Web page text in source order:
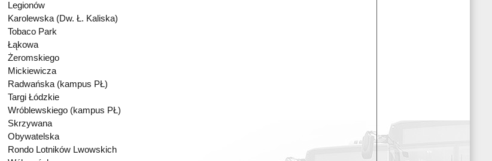
Legionów
Karolewska (Dw. Ł. Kaliska)
Tobaco Park
Łąkowa
Żeromskiego
Mickiewicza
Radwańska (kampus PŁ)
Targi Łódzkie
Wróblewskiego (kampus PŁ)
Skrzywana
Obywatelska
Rondo Lotników Lwowskich